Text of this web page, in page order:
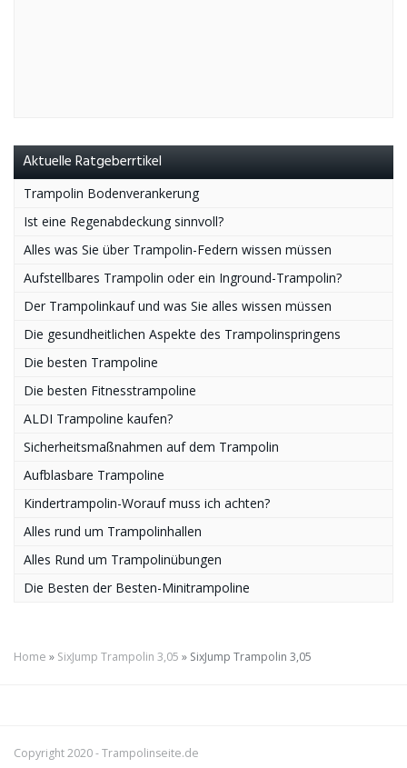
Aktuelle Ratgeberrtikel
Trampolin Bodenverankerung
Ist eine Regenabdeckung sinnvoll?
Alles was Sie über Trampolin-Federn wissen müssen
Aufstellbares Trampolin oder ein Inground-Trampolin?
Der Trampolinkauf und was Sie alles wissen müssen
Die gesundheitlichen Aspekte des Trampolinspringens
Die besten Trampoline
Die besten Fitnesstrampoline
ALDI Trampoline kaufen?
Sicherheitsmaßnahmen auf dem Trampolin
Aufblasbare Trampoline
Kindertrampolin-Worauf muss ich achten?
Alles rund um Trampolinhallen
Alles Rund um Trampolinübungen
Die Besten der Besten-Minitrampoline
Home » SixJump Trampolin 3,05 » SixJump Trampolin 3,05
Copyright 2020 -Trampolinseite.de